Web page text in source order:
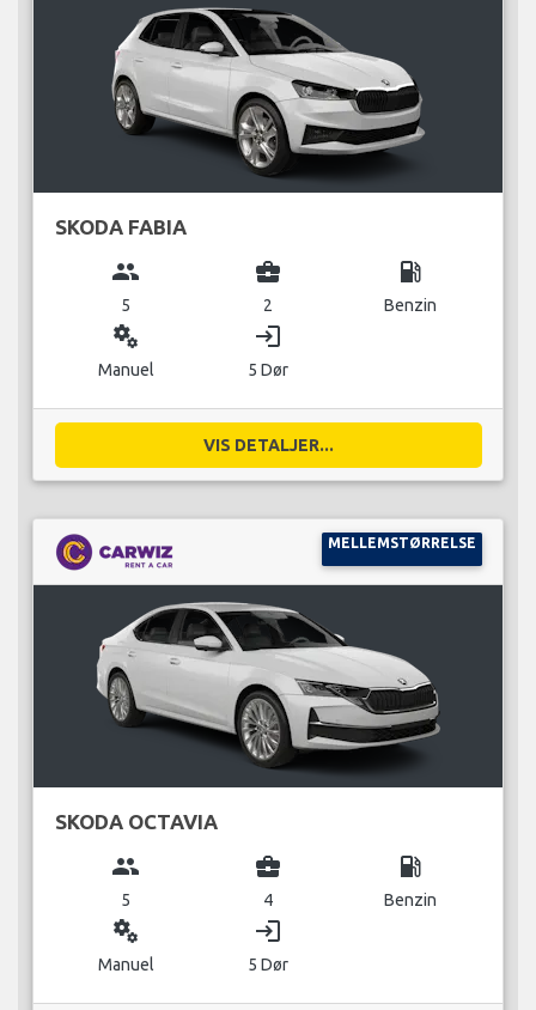
SKODA FABIA
group
5
business_center
2
local_gas_station
Benzin
miscellaneous_services
Manuel
login
5 Dør
VIS DETALJER...
MELLEMSTØRRELSE
SKODA OCTAVIA
group
5
business_center
4
local_gas_station
Benzin
miscellaneous_services
Manuel
login
5 Dør